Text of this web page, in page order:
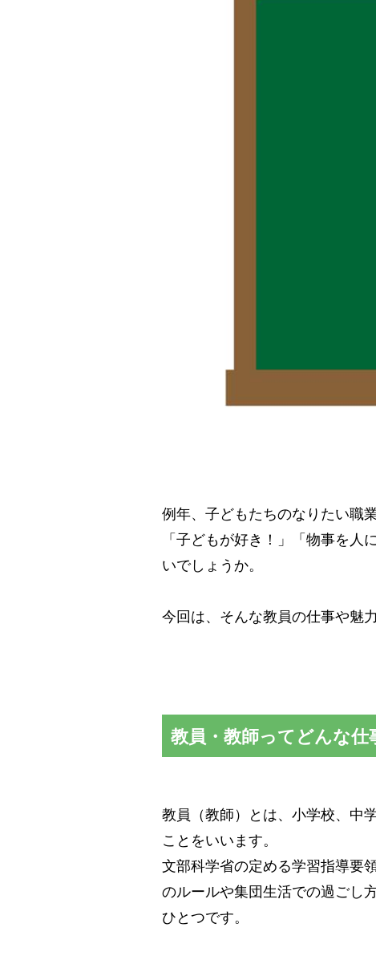
例年、子どもたちのなりたい職
「子どもが好き！」「物事を
いでしょうか。
今回は、そんな教員の仕事や魅
教員・教師ってどんな仕
教員（教師）とは、小学校、中
ことをいいます。
文部科学省の定める学習指導要
のルールや集団生活での過ごし
ひとつです。